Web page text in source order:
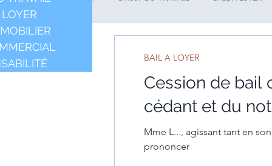
Cession de bail
cédant et du
Mme L..., agissant tant en
prononcer
BAIL A LOYER